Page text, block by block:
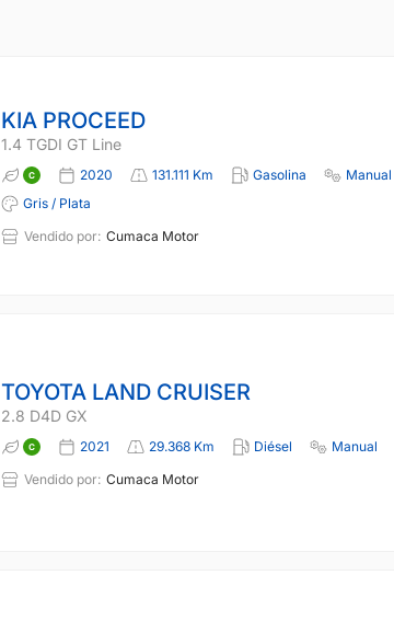
KIA PROCEED
1.4 TGDI GT Line
2020 131.111 Km Gasolina Manual
Gris / Plata
Vendido por: Cumaca Motor
TOYOTA LAND CRUISER
2.8 D4D GX
2021 29.368 Km Diésel Manual
Vendido por: Cumaca Motor